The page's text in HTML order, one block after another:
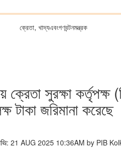
ক্রেতা, খাদ্যএবংগণবন্টনমন্ত্রক
ক্রেতা সুরক্ষা
টাকা জরিমানা করেছে
21 AUG 2025 10:36AM by PIB